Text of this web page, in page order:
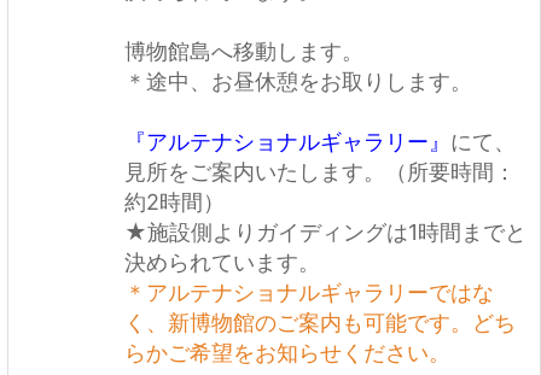
博物館島へ移動します。
＊途中、お昼休憩をお取りします。
『アルテナショナルギャラリー』 にて、
見所をご案内いたします。（所要時間：
約2時間）
★施設側よりガイディングは1時間までと
決められています。
＊アルテナショナルギャラリーではな
く、新博物館のご案内も可能です。どち
らかご希望をお知らせください。